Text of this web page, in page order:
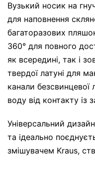
Вузький носик на
для наповнення
багаторазових
360° для повного
як всередині, так і
твердої латуні для
канали безсвинцевої
воду від контакту із
Універсальний
та ідеально
змішувачем Kraus,